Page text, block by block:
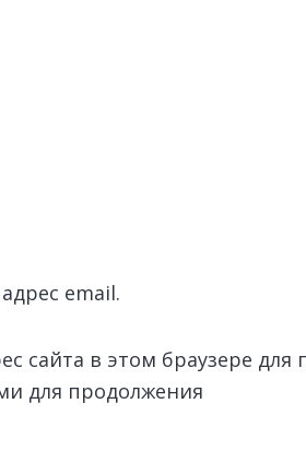
email.
сайта в этом браузере
для продолжения